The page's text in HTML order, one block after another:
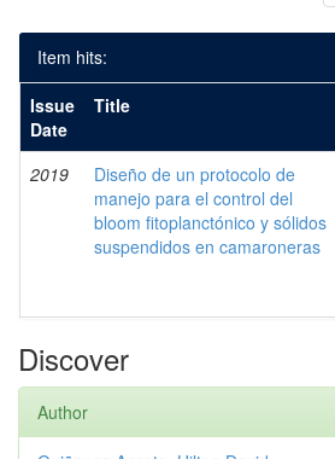
Item hits:
Issue
Date
Title
2019
Diseño de un protocolo de
manejo para el control del
bloom fitoplanctónico y sólidos
suspendidos en camaroneras
Discover
Author